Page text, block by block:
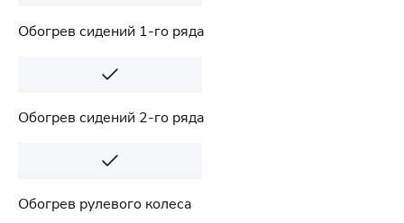
Обогрев сидений 1-го ряда
Обогрев сидений 2-го ряда
Обогрев рулевого колеса